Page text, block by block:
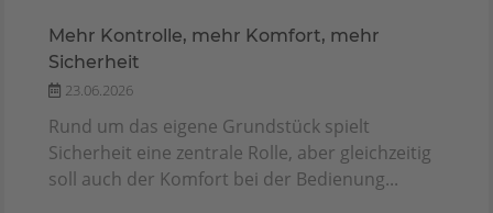
Mehr Kontrolle, mehr Komfort, mehr
Sicherheit
23.06.2026
Rund um das eigene Grundstück spielt
Sicherheit eine zentrale Rolle, aber gleichzeitig
soll auch der Komfort bei der Bedienung...